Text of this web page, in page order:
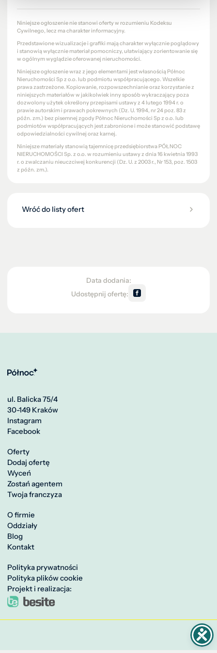
Niniejsze ogłoszenie nie stanowi oferty w rozumieniu Kodeksu
Cywilnego, lecz ma charakter informacyjny.
Przedstawione wizualizacje i grafiki mają charakter wyłącznie poglądowy
i stanowią wyłącznie materiał pomocniczy, ułatwiający zorientowanie się
w ogólnym wyglądzie oferowanej nieruchomości.
Niniejsze ogłoszenie wraz z jego elementami jest własnością Północ
Nieruchomości Sp z o.o. lub podmiotu współpracującego. Wszelkie
prawa zastrzeżone. Kopiowanie, rozpowszechnianie oraz korzystanie z
niniejszych materiałów w jakikolwiek inny sposób wykraczający poza
dozwolony użytek określony przepisami ustawy z 4 lutego 1994 r. o
prawie autorskim i prawach pokrewnych (Dz. U. 1994, nr 24 poz. 83 z
późn. zm.) bez pisemnej zgody Północ Nieruchomości Sp z o.o. lub
podmiotów współpracujących jest zabronione i może stanowić podstawę
odpowiedzialności cywilnej oraz karnej.
Niniejsze materiały stanowią tajemnicę przedsiębiorstwa PÓŁNOC
NIERUCHOMOŚCI Sp. z o.o. w rozumieniu ustawy z dnia 16 kwietnia 1993
r. o zwalczaniu nieuczciwej konkurencji (Dz. U. z 2003 r., Nr 153, poz. 1503
z późn. zm.).
Wróć do listy ofert
Data dodania:
Udostępnij ofertę:
ul. Balicka 75/4
30-149 Kraków
Instagram
Facebook
Oferty
Dodaj ofertę
Wyceń
Zostań agentem
Twoja franczyza
O firmie
Oddziały
Blog
Kontakt
Polityka prywatności
Polityka plików cookie
Projekt i realizacja: